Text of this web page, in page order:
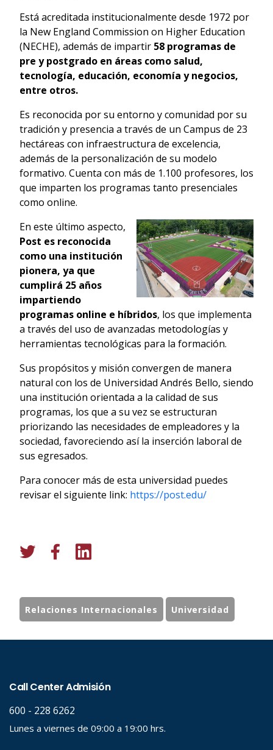
Está acreditada institucionalmente desde 1972 por
la New England Commission on Higher Education
(NECHE), además de impartir 58 programas de
pre y postgrado en áreas como salud,
tecnología, educación, economía y negocios,
entre otros.
Es reconocida por su entorno y comunidad por su
tradición y presencia a través de un Campus de 23
hectáreas con infraestructura de excelencia,
además de la personalización de su modelo
formativo. Cuenta con más de 1.100 profesores, los
que imparten los programas tanto presenciales
como online.
En este último aspecto,
Post es reconocida
como una institución
pionera, ya que
cumplirá 25 años
impartiendo
programas online e híbridos, los que implementa
a través del uso de avanzadas metodologías y
herramientas tecnológicas para la formación.
Sus propósitos y misión convergen de manera
natural con los de Universidad Andrés Bello, siendo
una institución orientada a la calidad de sus
programas, los que a su vez se estructuran
priorizando las necesidades de empleadores y la
sociedad, favoreciendo así la inserción laboral de
sus egresados.
Para conocer más de esta universidad puedes
revisar el siguiente link: https://post.edu/
Relaciones Internacionales Universidad